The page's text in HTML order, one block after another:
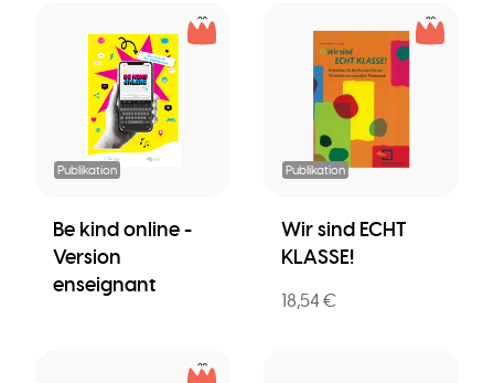
Publikation
Be kind online -
Version
enseignant
Publikation
Wir sind ECHT
KLASSE!
18,54 €